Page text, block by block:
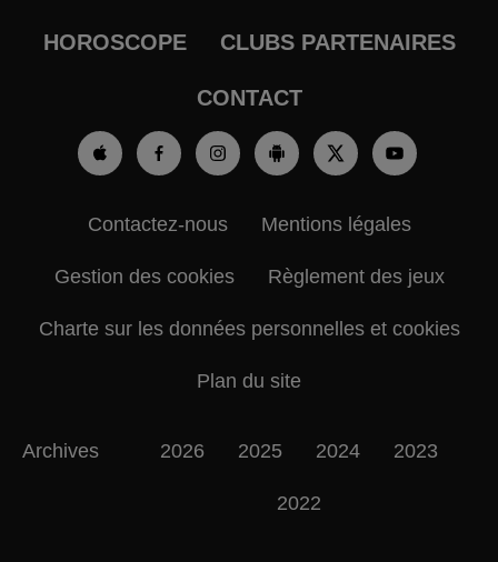
HOROSCOPE CLUBS PARTENAIRES
CONTACT
Contactez-nous Mentions légales
Gestion des cookies Règlement des jeux
Charte sur les données personnelles et cookies
Plan du site
Archives 2026 2025 2024 2023
2022